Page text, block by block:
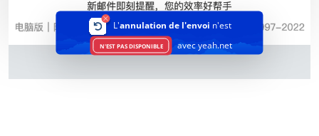
L'annulation de l'envoi n'est
N'EST PAS DISPONIBLE avec yeah.net